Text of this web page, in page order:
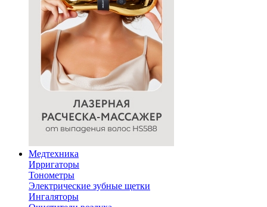
Медтехника
Ирригаторы
Тонометры
Электрические зубные щетки
Ингаляторы